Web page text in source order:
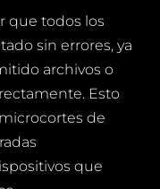
que todos los
sin errores, ya
archivos o
Esto
de
que